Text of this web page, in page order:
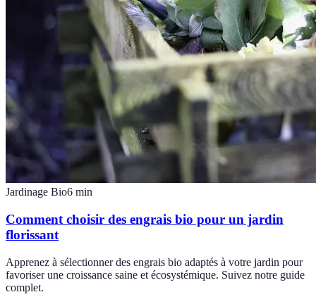
Jardinage Bio6 min
Comment choisir des engrais bio pour un jardin
florissant
Apprenez à sélectionner des engrais bio adaptés à votre jardin pour
favoriser une croissance saine et écosystémique. Suivez notre guide
complet.